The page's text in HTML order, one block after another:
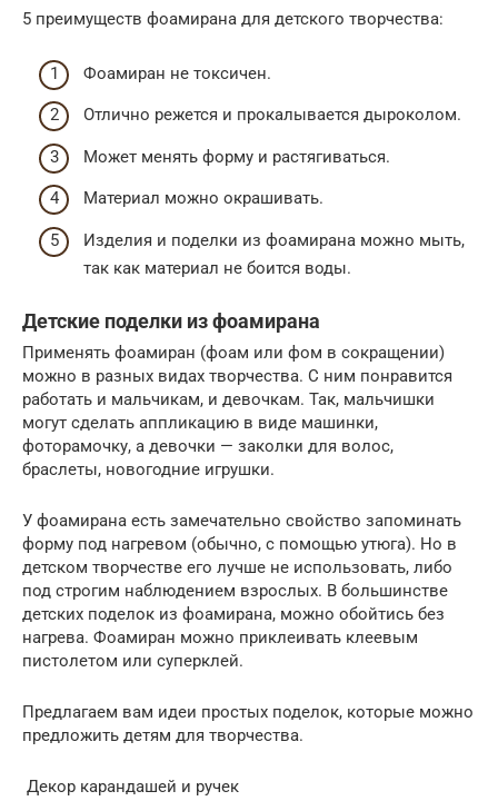
5 преимуществ фоамирана для детского творчества:
Фоамиран не токсичен.
Отлично режется и прокалывается дыроколом.
Может менять форму и растягиваться.
Материал можно окрашивать.
Изделия и поделки из фоамирана можно мыть,
так как материал не боится воды.
Детские поделки из фоамирана
Применять фоамиран (фоам или фом в сокращении)
можно в разных видах творчества. С ним понравится
работать и мальчикам, и девочкам. Так, мальчишки
могут сделать аппликацию в виде машинки,
фоторамочку, а девочки — заколки для волос,
браслеты, новогодние игрушки.
У фоамирана есть замечательно свойство запоминать
форму под нагревом (обычно, с помощью утюга). Но в
детском творчестве его лучше не использовать, либо
под строгим наблюдением взрослых. В большинстве
детских поделок из фоамирана, можно обойтись без
нагрева. Фоамиран можно приклеивать клеевым
пистолетом или суперклей.
Предлагаем вам идеи простых поделок, которые можно
предложить детям для творчества.
Декор карандашей и ручек